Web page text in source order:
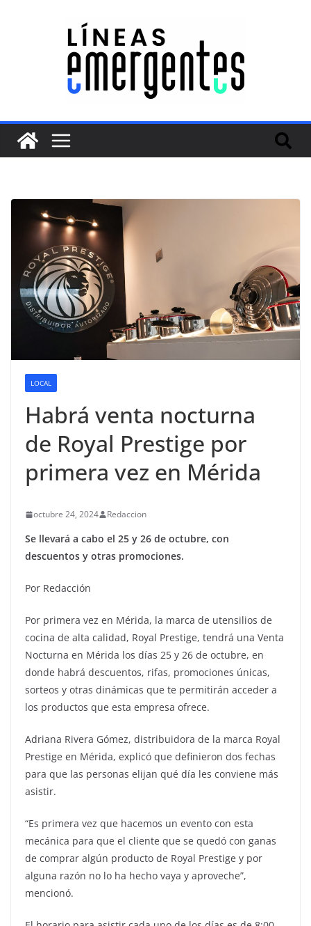
LOCAL
Habrá venta nocturna
de Royal Prestige por
primera vez en Mérida
octubre 24, 2024 Redaccion
Se llevará a cabo el 25 y 26 de octubre, con
descuentos y otras promociones.
Por Redacción
Por primera vez en Mérida, la marca de utensilios de
cocina de alta calidad, Royal Prestige, tendrá una Venta
Nocturna en Mérida los días 25 y 26 de octubre, en
donde habrá descuentos, rifas, promociones únicas,
sorteos y otras dinámicas que te permitirán acceder a
los productos que esta empresa ofrece.
Adriana Rivera Gómez, distribuidora de la marca Royal
Prestige en Mérida, explicó que definieron dos fechas
para que las personas elijan qué día les conviene más
asistir.
“Es primera vez que hacemos un evento con esta
mecánica para que el cliente que se quedó con ganas
de comprar algún producto de Royal Prestige y por
alguna razón no lo ha hecho vaya y aproveche”,
mencionó.